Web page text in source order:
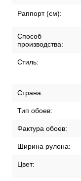
Раппорт (см):
Способ
производства:
Стиль:
Страна:
Тип обоев:
Фактура обоев:
Ширина рулона:
Цвет: